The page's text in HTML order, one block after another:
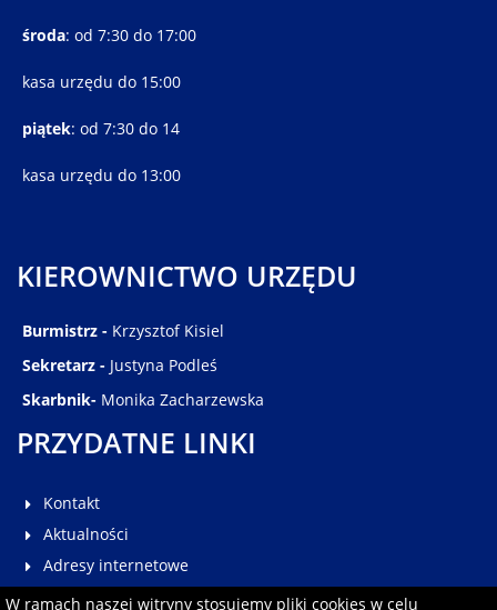
W ramach naszej witryny stosujemy pliki cookies w celu
środa: od 7:30 do 17:00
kasa urzędu do 15:00
piątek: od 7:30 do 14
kasa urzędu do 13:00
KIEROWNICTWO URZĘDU
Burmistrz - Krzysztof Kisiel
Sekretarz - Justyna Podleś
Skarbnik- Monika Zacharzewska
PRZYDATNE LINKI
Kontakt
Aktualności
Adresy internetowe
Galeria